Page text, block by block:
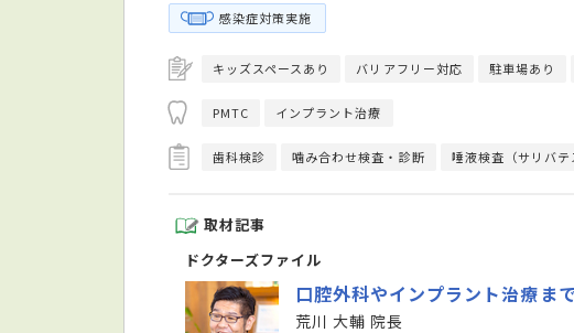
感染症対策実施
キッズスペースあり バリアフリー対応 駐車場あり
PMTC インプラント治療
歯科検診 噛み合わせ検査・診断 唾液検査（サリバテ
取材記事
ドクターズファイル
口腔外科やインプラント治療ま
荒川 大輔 院長